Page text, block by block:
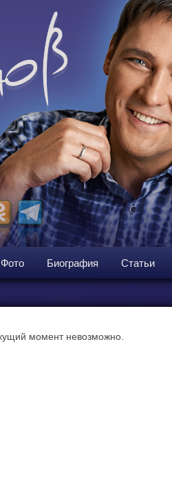
Фото Биография Статьи
момент невозможно.